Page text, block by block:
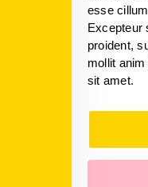
esse
Excepteur
proident,
mollit
sit amet.